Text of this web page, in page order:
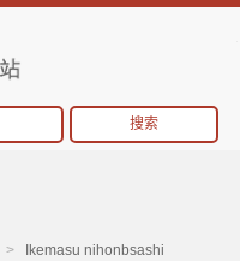
搜索
Ikemasu nihonbsashi